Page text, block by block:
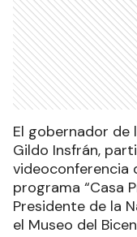
El gobernador de
Gildo Insfrán,
videoconferencia
programa “Casa
Presidente de la
el Museo del